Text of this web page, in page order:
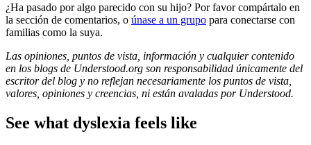
¿Ha pasado por algo parecido con su hijo? Por favor compártalo en
la sección de comentarios, o únase a un grupo para conectarse con
familias como la suya.
Las opiniones, puntos de vista, información y cualquier contenido
en los blogs de Understood.org son responsabilidad únicamente del
escritor del blog y no reflejan necesariamente los puntos de vista,
valores, opiniones y creencias, ni están avaladas por Understood.
See what dyslexia feels like